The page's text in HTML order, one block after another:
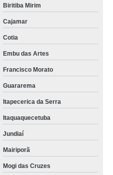
Biritiba Mirim
Cajamar
Cotia
Embu das Artes
Francisco Morato
Guararema
Itapecerica da Serra
Itaquaquecetuba
Jundiaí
Mairiporã
Mogi das Cruzes